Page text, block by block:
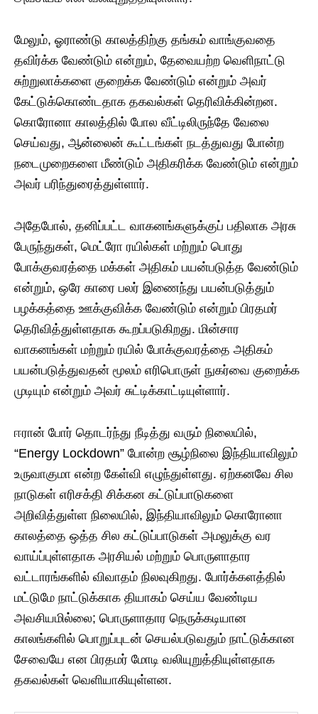
மேலும், ஓராண்டு காலத்திற்கு தங்கம் வாங்குவதை
தவிர்க்க வேண்டும் என்றும், தேவையற்ற வெளிநாட்டு
சுற்றுலாக்களை குறைக்க வேண்டும் என்றும் அவர்
கேட்டுக்கொண்டதாக தகவல்கள் தெரிவிக்கின்றன.
கொரோனா காலத்தில் போல வீட்டிலிருந்தே வேலை
செய்வது, ஆன்லைன் கூட்டங்கள் நடத்துவது போன்ற
நடைமுறைகளை மீண்டும் அதிகரிக்க வேண்டும் என்றும்
அவர் பரிந்துரைத்துள்ளார்.
அதேபோல், தனிப்பட்ட வாகனங்களுக்குப் பதிலாக அரசு
பேருந்துகள், மெட்ரோ ரயில்கள் மற்றும் பொது
போக்குவரத்தை மக்கள் அதிகம் பயன்படுத்த வேண்டும்
என்றும், ஒரே காரை பலர் இணைந்து பயன்படுத்தும்
பழக்கத்தை ஊக்குவிக்க வேண்டும் என்றும் பிரதமர்
தெரிவித்துள்ளதாக கூறப்படுகிறது. மின்சார
வாகனங்கள் மற்றும் ரயில் போக்குவரத்தை அதிகம்
பயன்படுத்துவதன் மூலம் எரிபொருள் நுகர்வை குறைக்க
முடியும் என்றும் அவர் சுட்டிக்காட்டியுள்ளார்.
ஈரான் போர் தொடர்ந்து நீடித்து வரும் நிலையில்,
“Energy Lockdown” போன்ற சூழ்நிலை இந்தியாவிலும்
உருவாகுமா என்ற கேள்வி எழுந்துள்ளது. ஏற்கனவே சில
நாடுகள் எரிசக்தி சிக்கன கட்டுப்பாடுகளை
அறிவித்துள்ள நிலையில், இந்தியாவிலும் கொரோனா
காலத்தை ஒத்த சில கட்டுப்பாடுகள் அமலுக்கு வர
வாய்ப்புள்ளதாக அரசியல் மற்றும் பொருளாதார
வட்டாரங்களில் விவாதம் நிலவுகிறது. போர்க்களத்தில்
மட்டுமே நாட்டுக்காக தியாகம் செய்ய வேண்டிய
அவசியமில்லை; பொருளாதார நெருக்கடியான
காலங்களில் பொறுப்புடன் செயல்படுவதும் நாட்டுக்கான
சேவையே என பிரதமர் மோடி வலியுறுத்தியுள்ளதாக
தகவல்கள் வெளியாகியுள்ளன.